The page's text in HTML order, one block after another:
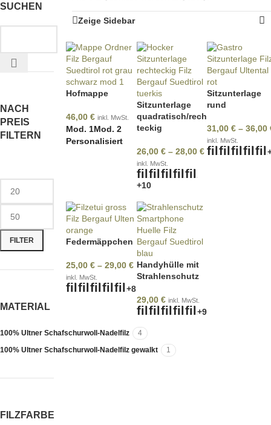
SUCHEN
NACH
PREIS
FILTERN
FILTER
MATERIAL
100% Ultner Schafschurwoll-Nadelfilz
4
100% Ultner Schafschurwoll-Nadelfilz gewalkt
1
FILZFARBE
Zeige Sidebar
Hofmappe
46,00€ inkl. MwSt.
Mod. 1Mod. 2
Personalisiert
Sitzunterlage
quadratisch/rech
teckig
26,00 €– 28,00 €
inkl. MwSt.
+10
Sitzunterlage
rund
31,00 €– 36,00
inkl. MwSt.
Federmäppchen
25,00€ –29,00€
inkl. MwSt.
+8
Handyhülle mit
Strahlenschutz
29,00 € inkl. MwSt.
+9